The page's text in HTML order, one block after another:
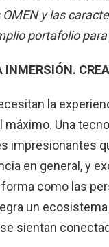
y las
portafolio para
INMERSIÓN.
la
máximo. Una
impresionantes
en general, y
como las
un
sientan